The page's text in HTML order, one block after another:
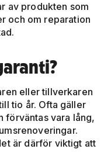
av produkten som
och om reparation
eller tillverkaren
tio år. Ofta gäller
förväntas vara lång,
är därför viktigt att